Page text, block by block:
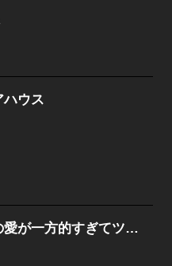
ハウス
幼なじみへの愛が一方的すぎてツラい